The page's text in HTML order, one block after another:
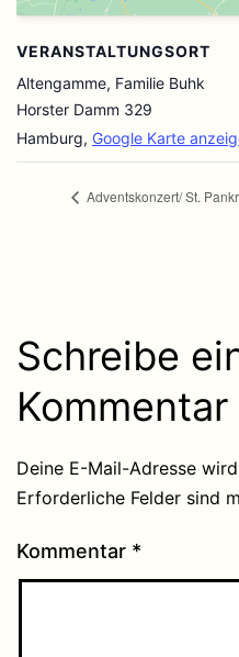
VERANSTALTUNGSORT
Altengamme, Familie Buhk
Horster Damm 329
Hamburg, Google Karte
Adventskonzert/ St.
Schreibe
Kommentar
Deine E-Mail-Adresse
Erforderliche Felder sind
Kommentar *